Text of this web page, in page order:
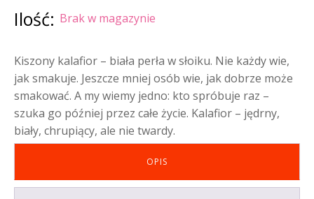
Ilość: Brak w magazynie
Kiszony kalafior – biała perła w słoiku. Nie każdy wie,
jak smakuje. Jeszcze mniej osób wie, jak dobrze może
smakować. A my wiemy jedno: kto spróbuje raz –
szuka go później przez całe życie. Kalafior – jędrny,
biały, chrupiący, ale nie twardy.
OPIS